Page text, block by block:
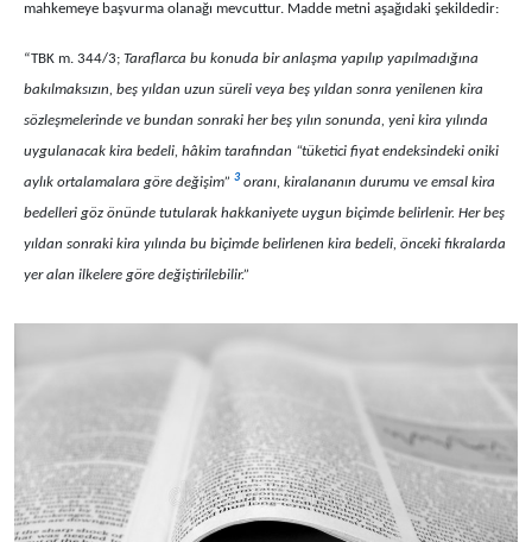
mahkemeye başvurma olanağı mevcuttur. Madde metni aşağıdaki şekildedir:
“TBK m. 344/3; Taraflarca bu konuda bir anlaşma yapılıp yapılmadığına
bakılmaksızın, beş yıldan uzun süreli veya beş yıldan sonra yenilenen kira
sözleşmelerinde ve bundan sonraki her beş yılın sonunda, yeni kira yılında
uygulanacak kira bedeli, hâkim tarafından “tüketici fiyat endeksindeki oniki
aylık ortalamalara göre değişim” 3 oranı, kiralananın durumu ve emsal kira
bedelleri göz önünde tutularak hakkaniyete uygun biçimde belirlenir. Her beş
yıldan sonraki kira yılında bu biçimde belirlenen kira bedeli, önceki fıkralarda
yer alan ilkelere göre değiştirilebilir.”